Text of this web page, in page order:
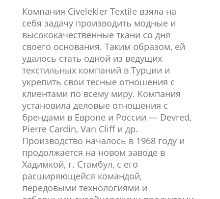
Компания Civelekler Textile взяла на
себя задачу производить модные и
высококачественные ткани со дня
своего основания. Таким образом, ей
удалось стать одной из ведущих
текстильных компаний в Турции и
укрепить свои тесные отношения с
клиентами по всему миру. Компания
установила деловые отношения с
брендами в Европе и России — Devred,
Pierre Cardin, Van Cliff и др.
Производство началось в 1968 году и
продолжается на новом заводе в
Хадимкой, г. Стамбул, с его
расширяющейся командой,
передовыми технологиями и